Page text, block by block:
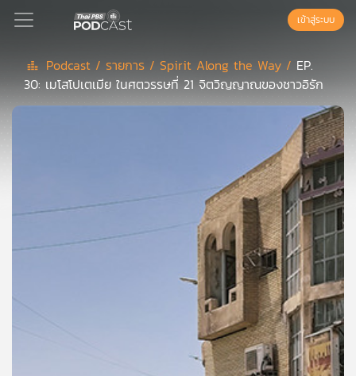
Podcast
แนะนำ
เข้าสู่ระบบ
Podcast / รายการ / Spirit Along the Way / EP.
30: เมโสโปเตเมีย ในศตวรรษที่ 21 จิตวิญญาณของชาวอิรัก